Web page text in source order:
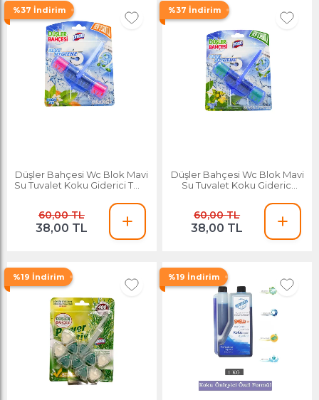
%37 İndirim
Düşler Bahçesi Wc Blok Mavi
Su Tuvalet Koku Giderici Tekli
60,00 TL
38,00 TL
%37 İndirim
Düşler Bahçesi Wc Blok Mavi
Su Tuvalet Koku Giderici
60,00 TL
38,00 TL
%19 İndirim %19 İndirim